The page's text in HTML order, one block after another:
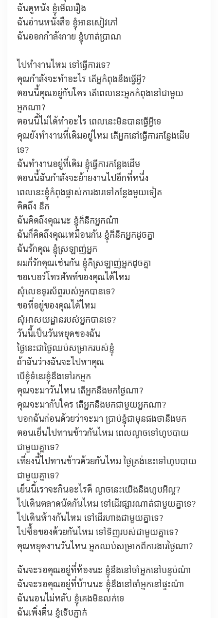
ฉันดูหนัง ខ្ញុំមើលរឿង
ฉันอ่านหนังสือ ខ្ញុំអានសៀវភៅ
ฉันออกกำลังกาย ខ្ញុំហាត់ប្រាណ
ไปทำงานไหม ទៅធ្វើការទេ?
คุณกำลังจะทำอะไร តើអ្នកំពុងនឹងធ្វើអ្វី?
ตอนนี้คุณอยู่กับใคร តើពេលនេះអ្នកកំពុងនៅជាមួយ
អ្នកណា?
ตอนนี้ไม่ได้ทำอะไร ពេលនេះមិនបានធ្វើអ្វីទេ
คุณยังทำงานที่เดิมอยู่ไหม តើអ្នកនៅធ្វើការកន្លែងដើម
ទេ?
ฉันทำงานอยู่ที่เดิม ខ្ញុំធ្វើការកន្លែងដើម
ตอนนี้ฉันกำลังจะย้ายงานไปอีกที่หนึ่ง
ពេលនេះខ្ញុំកំពុងផ្លាស់ការងារទៅកន្លែងមួយទៀត
คิดถึง នឹក
ฉันคิดถึงคุณนะ ខ្ញុំក៏នឹកអ្នកណ៎ា
ฉันก็คิดถึงคุณเหมือนกัน ខ្ញុំក៏នឹកអ្នកដូចគ្នា
ฉันรักคุณ ខ្ញុំស្រឡាញ់អ្នក
ผมก็รักคุณเช่นกัน ខ្ញុំក៏ស្រឡាញ់អ្នកដូចគ្នា
ขอเบอร์โทรศัพท์ของคุณได้ไหม
សុំលេខទូរស័ព្ទរបស់អ្នកបានទេ?
ขอที่อยู่ของคุณได้ไหม
សុំអាសយដ្ឋានរបស់អ្នកបានទេ?
วันนี้เป็นวันหยุดของฉัน
ថ្ងៃនេះជាថ្ងៃឈប់សម្រាករបស់ខ្ញុំ
ถ้าฉันว่างฉันจะไปหาคุณ
បើខ្ញុំទំនេរខ្ញុំនឹងទៅរកអ្នក
คุณจะมาวันไหน តើអ្នកនឹងមកថ្ងៃណា?
คุณจะมากับใคร តើអ្នកនឹងមកជាមួយអ្នកណា?
บอกฉันก่อนด้วยว่าจะมา ប្រាប់ខ្ញុំជាមុនផងថានឹងមក
ตอนเย็นไปทานข้าวกันไหม ពេលល្ងាចទៅហូបបាយ
ជាមួយគ្នាទេ?
เที่ยงนี้ไปทานข้าวด้วยกันไหม ថ្ងៃត្រង់នេះទៅហូបបាយ
ជាមួយគ្នាទេ?
เย็นนี้เราจะกินอะไรดี ល្ងាចនេះយើងនឹងហូបអីល្អ?
ไปเดินตลาดนัดกันไหม ទៅដើរផ្សារណាត់ជាមួយគ្នាទេ?
ไปเดินห้างกันไหม ទៅដើរហាងជាមួយគ្នាទេ?
ไปซื้อของด้วยกันไหม ទៅទិញរបស់ជាមួយគ្នាទេ?
คุณหยุดงานวันไหน អ្នកឈប់សម្រាកពីការងារថ្ងៃណា?
ฉันจะรอคุณอยู่ที่ห้องนะ ខ្ញុំនឹងនៅចាំអ្នកនៅបន្ទប់ណ៎ា
ฉันจะรอคุณอยู่ที่บ้านนะ ខ្ញុំនឹងនៅចាំអ្នកនៅផ្ទះណ៎ា
ฉันนอนไม่หลับ ខ្ញុំគេងមិនលក់ទេ
ฉันเพิ่งตื่น ខ្ញុំទើបភ្ញាក់